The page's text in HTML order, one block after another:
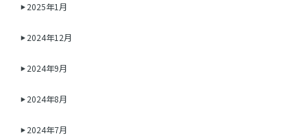
2025年1月
2024年12月
2024年9月
2024年8月
2024年7月